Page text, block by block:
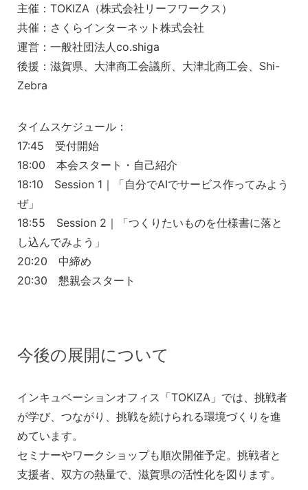
主催：TOKIZA（株式会社リーフワークス）
共催：さくらインターネット株式会社
運営：一般社団法人co.shiga
後援：滋賀県、大津商工会議所、大津北商工会、Shi-
Zebra
タイムスケジュール：
17:45 受付開始
18:00 本会スタート・自己紹介
18:10 Session 1｜「自分でAIでサービス作ってみよう
ぜ」
18:55 Session 2｜「つくりたいものを仕様書に落と
し込んでみよう」
20:20 中締め
20:30 懇親会スタート
今後の展開について
インキュベーションオフィス「TOKIZA」では、挑戦者
が学び、つながり、挑戦を続けられる環境づくりを進
めています。
セミナーやワークショップも順次開催予定。挑戦者と
支援者、双方の熱量で、滋賀県の活性化を図ります。